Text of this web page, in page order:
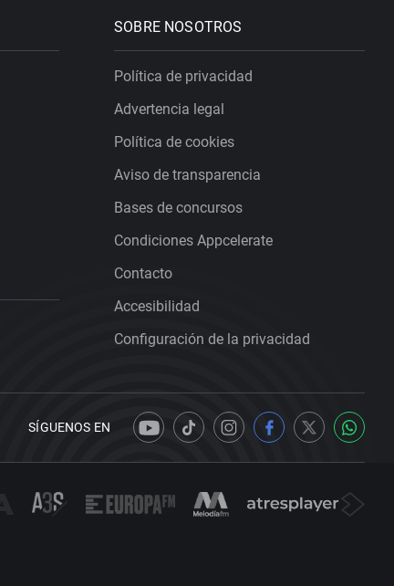
SOBRE NOSOTROS
Política de privacidad
Advertencia legal
Política de cookies
Aviso de transparencia
Bases de concursos
Condiciones Appcelerate
Contacto
Accesibilidad
Configuración de la privacidad
SÍGUENOS EN